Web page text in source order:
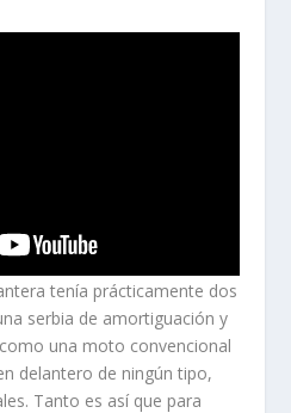
tenía prácticamente dos
serbia de amortiguación y
una moto convencional
delantero de ningún tipo,
Tanto es así que para